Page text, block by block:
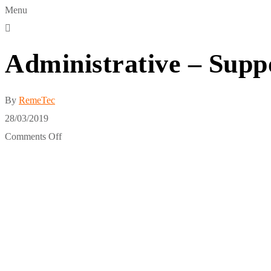
Menu
Administrative –
By RemeTec
28/03/2019
Comments Off